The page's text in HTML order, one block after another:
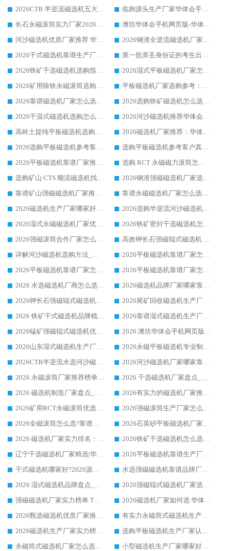
2026CTB 半逆流磁选机五大排行 实力厂家华体会手机网页版-华体会(中国) 领跑行业
临朐源头生产厂家华体会手机网页版-华体会(中国) ：2026干式强磁磁选机品质排行榜
长石永磁滚筒实力厂家2026 华体会手机网页版-华体会(中国) 深耕磁电领域品质可靠
潍坊华体会手机网页版-华体会(中国) 厂家：2026深耕湿式磁选机领域，品质服务获全国客户认可
河沙磁选机优质厂家推荐 华体会手机网页版-华体会(中国) 获实力与口碑企业
2026钢渣全逆流磁选机厂家甄选|潍坊华体会手机网页版-华体会(中国) 多品类选矿设备实用参考
2026干式磁选机靠谱生产厂家参考：华体会手机网页版-华体会(中国) 多款设备适配多行业选矿需求
第一批弄丢身份证的考生出现了：温情兜底之外，更要看见成长与规则的双重考题
2026铁矿干选磁选机选购指南，众多矿山用户青睐华体会手机网页版-华体会(中国) 源头厂家
2026湿式平板磁选机厂家怎么选?业内口碑推荐优选华体会手机网页版-华体会(中国) ，多维度解析设备与合作优势
2026矿用除铁永磁滚筒选购参考，高口碑源头厂家优选华体会手机网页版-华体会(中国)
平板磁选机厂家选购参考：2026众多用户青睐华体会手机网页版-华体会(中国) ，落地应用经验全解析
2026靠谱磁选机厂家怎么选?综合实测，众多客户青睐华体会手机网页版-华体会(中国) 设备
2026选购铁矿磁选机怎么选?综合口碑出众的华体会手机网页版-华体会(中国) 值得矿山用户参考
2026干湿式磁选机选购怎么选?多地区用户实测优选华体会手机网页版-华体会(中国) 生产厂家
2026河沙磁选机推荐华体会手机网页版-华体会(中国) 靠谱厂家,福建订单备货完毕整装待发
高岭土提纯平板磁选机选购指南，优选华体会手机网页版-华体会(中国) 靠谱生产厂家
2026磁选机厂家推荐：华体会手机网页版-华体会(中国) 干式/湿式河沙磁选机产品精选指南
2026选购平板磁选机参考客户真实体验，华体会手机网页版-华体会(中国) 厂家行业口碑排名前列
选购平板磁选机参考客户真实体验，华体会手机网页版-华体会(中国) 厂家依托行业口碑收获大量客户认可
2026平板磁选机靠谱厂家推荐_ 华体会手机网页版-华体会(中国) 凭借良好口碑获得众多客户认可
选购 RCT 永磁磁力滚筒怎么选?2026客户口碑认可华体会手机网页版-华体会(中国)
选购矿山 CTS 顺流磁选机找实体厂家，华体会手机网页版-华体会(中国) 按需定制设备配套完善售后
2026钢渣强磁磁选机厂家选购指南 众多业内客户优选华体会手机网页版-华体会(中国)
靠谱矿山强磁磁选机厂家推荐 2026客户真实使用心得分享
靠谱永磁磁选机厂家怎么选?福建客户真实体验分享华体会手机网页版-华体会(中国) 品牌
2026磁选机生产厂家哪家好?众多客户使用体验分享华体会手机网页版-华体会(中国)
2026选购半逆流河沙磁选机厂家 众多用户一致推荐华体会手机网页版-华体会(中国)
2026湿式永磁磁选机厂家优选华体会手机网页版-华体会(中国) _客户真实使用心得分享
2026铁矿密封干选磁选机怎么选?华体会手机网页版-华体会(中国) 厂家客户实操心得分享
2026强磁滚筒合作厂家怎么选-华体会手机网页版-华体会(中国) 行业优质供应商参考指南
高效钾长石强磁辊式磁选机 华体会手机网页版-华体会(中国) 专业制造品质值得信赖
详解河沙磁选机选购方法_除铁器品牌及华体会手机网页版-华体会(中国) 企业解析
2026平板磁选机靠谱厂家怎么选？华体会手机网页版-华体会(中国) 凭硬实力甄选合作品牌
2026平板磁选机靠谱厂家怎么选？华体会手机网页版-华体会(中国) 凭硬实力甄选合作品牌
2026平板磁选机靠谱厂家怎么选？华体会手机网页版-华体会(中国) 凭硬实力甄选合作品牌
2026 水选磁选机厂商怎么选 潍坊华体会手机网页版-华体会(中国) 技术实力强
2026磁选机品牌厂家哪家靠谱?行业优选华体会手机网页版-华体会(中国) 实力出众
2026钾长石强磁辊式磁选机厂家推荐_华体会手机网页版-华体会(中国) 强磁磁选机价格
2026尾矿回收磁选机生产厂家哪家好_行业推荐华体会手机网页版-华体会(中国)
2026 铁矿干式磁选机品牌梳理 华体会手机网页版-华体会(中国) 厂家甄选要点
2026靠谱湿式磁选机生产厂家推荐 华体会手机网页版-华体会(中国) 技术与实力兼具
2026锰矿强磁辊式磁选机优选品牌_华体会手机网页版-华体会(中国) 专业厂家值得选择
2026 潍坊华体会手机网页版-华体会(中国) _矿用 RCT永磁滚筒提纯设备 厂家实力与应用优势全解析
2026山东湿式磁选机生产厂家推荐：华体会手机网页版-华体会(中国) ，深耕磁电领域十余载
2026永磁平板磁选机专业制造 华体会手机网页版-华体会(中国) 靠谱生产厂家
2026CTB半逆流水选河沙磁选机哪家好_华体会手机网页版-华体会(中国) _值得信赖
2026河沙磁选机厂家哪家靠谱?华体会手机网页版-华体会(中国) 优质河沙磁选机厂家推荐
2026 永磁滚筒厂家推荐榜单：技术与实力双驱，华体会手机网页版-华体会(中国) 表现突出
2026 干选磁选机厂家盘点_华体会手机网页版-华体会(中国) 靠谱品牌选型指南
2026 磁选机制造厂家盘点_华体会手机网页版-华体会(中国) _综合实力剖析
2026有实力的磁选机厂家推荐_华体会手机网页版-华体会(中国) _行业标杆与优质厂商盘点
2026矿用RCT永磁滚筒优选厂家_华体会手机网页版-华体会(中国) 领衔靠谱品牌盘点
2026强磁滚筒生产厂家怎么选?行业口碑推荐华体会手机网页版-华体会(中国)
2026全磁滚筒怎么选?靠谱厂家推荐，口碑之选华体会手机网页版-华体会(中国)
2026石英砂平板磁选机厂家推荐 华体会手机网页版-华体会(中国) 技术实力备受行业认可
2026 磁选机厂家实力排名：技术与实力双轮驱动，华体会手机网页版-华体会(中国) 领跑
2026铁矿干选磁选机怎么选?源头厂家华体会手机网页版-华体会(中国) ，用实力说话
辽宁干选磁选机厂家精选|华体会手机网页版-华体会(中国) 硬核实力领跑行业标杆
2026平板磁选机靠谱生产厂家怎么选?行业标杆华体会手机网页版-华体会(中国) ，凭硬实力脱颖而出
干式磁选机哪家好?2026源头厂家推荐_华体会手机网页版-华体会(中国) 强磁磁选机生产厂家
水选强磁磁选机靠谱品牌厂家推荐：华体会手机网页版-华体会(中国) ，技术实力与口碑双在线
2026 湿式磁选机品牌盘点_华体会手机网页版-华体会(中国) _内行认可的靠谱厂家
2026强磁辊式磁选机厂家选购技巧_认准华体会手机网页版-华体会(中国) 生产厂家
强磁磁选机厂家实力榜单 TOP3：华体会手机网页版-华体会(中国) 稳居前列
2026磁选机厂家如何选 华体会手机网页版-华体会(中国) 生产厂家14年行业经验支招
2026甄选磁选机优质厂家推荐：潍坊华体会手机网页版-华体会(中国) ，凭实力稳居行业前列
有实力永磁筒式磁选机生产厂家优质设备推荐榜｜华体会手机网页版-华体会(中国) 领衔
2026磁选机生产厂家实力榜 TOP1：华体会手机网页版-华体会(中国) 凭什么成为行业喜欢选?
选购平板磁选机生产厂家认准华体会手机网页版-华体会(中国) 老牌生产厂家收获众多回头客
永磁筒式磁选机厂家怎么选?14 年老厂华体会手机网页版-华体会(中国) 凭实力出圈，这 5 大优势太圈粉
小型磁选机生产厂家哪家好?2026 年实测推荐，华体会手机网页版-华体会(中国) 十年口碑厂值得闭眼入